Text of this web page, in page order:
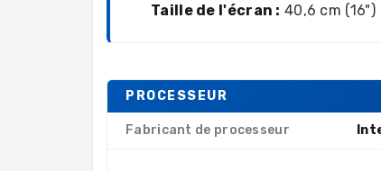
Taille de l'écran : 40,6 cm (16")
PROCESSEUR
Fabricant de processeur